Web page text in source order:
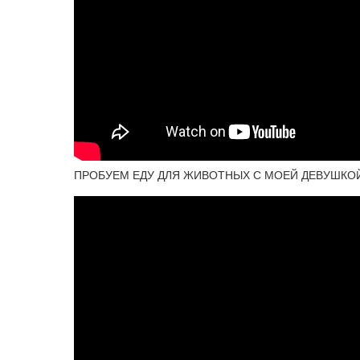
ПРОБУЕМ ЕДУ ДЛЯ ЖИВОТНЫХ С МОЕЙ